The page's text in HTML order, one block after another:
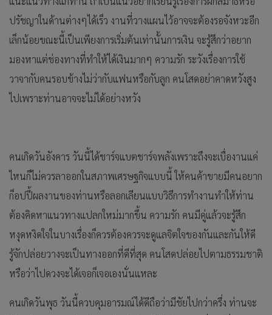
ปรัชญาในด้านต่างๆได้เร็ว งานที่วางแผนไว้อาจจะต้องรอจังหวะอีก
เล็กน้อยขณะนี้เป็นเพียงการเริ่มต้นเท่านั้นการเงิน จะรู้สึกว่าอยาก
มองหาแต่ช่องทางที่ทำให้ได้เงินมากๆ ความรัก ระวังเรื่องการใช้
วาจากับคนรอบข้างไม่ว่ากับแฟนหรือกับลูก คนโสดอย่าคาดหวังสูง
ไปเพราะท่านอาจจะไม่ได้อย่างหวัง
คนเกิดวันอังคาร วันนี้ได้ชาร์จแบตชาร์จพลังเพราะถึงจะเบื่องานแค่
ไหนก็ไม่ควรลาออกในสภาพเศรษฐกิจแบบนี้ ให้คนค้าขายมีคนอยาก
ก็อปปี้ผลงานของท่านหรือลอกเลียนแบบวิธีการทำงานทำให้ท่าน
ต้องคิดหาแนวทางแปลกใหม่มากขึ้น ความรัก คนมีคู่แล้วจะรู้สึก
หงุดหงิดใจในบางเรื่องก็ควรต้องควรจะดูแลจิตใจของกันและกันให้ดี
รู้จักปล่อยวางจะเป็นทางออกที่ดีที่สุด คนโสดปล่อยไปตามธรรมชาติ
หรือว่าไปดวงจะได้เจอก็เจอเองนั่นแหละ
คนเกิดวันพุธ วันนี้ควบคุมอารมณ์ได้ดีถือว่ามีชัยไปกว่าครึ่ง ท่านจะ